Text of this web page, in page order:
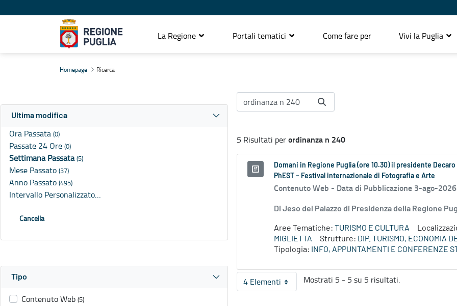
La Regione Portali tematici Come fare per Vivi la Puglia
Homepage Ricerca
Ultima modifica
Ora Passata (0)
Passate 24 Ore (0)
Settimana Passata(5)
Mese Passato (37)
Anno Passato (495)
Intervallo Personalizzato…
Cancella
Tipo
Contenuto Web (5)
5 Risultati perordinanza n 240
Domani in Regione Puglia (ore 10.30) il presidente
PhEST – Festival internazionale di Fotografia e Arte
Contenuto Web - Data di Pubblicazione 3-ago-
Di Jeso del Palazzo di Presidenza della Regione
Aree Tematiche: TURISMO E CULTURA
MIGLIETTA
Strutture: DIP. TURISMO, ECONOMIA
Tipologia:
INFO, APPUNTAMENTI E CONFERENZE
4 ElementiPer pagina
Mostrati 5 - 5 su 5 risultati.